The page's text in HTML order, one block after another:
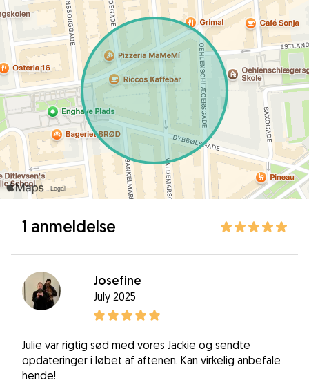
1 anmeldelse
Josefine
July 2025
Julie var rigtig sød med vores Jackie og sendte
opdateringer i løbet af aftenen. Kan virkelig anbefale
hende!